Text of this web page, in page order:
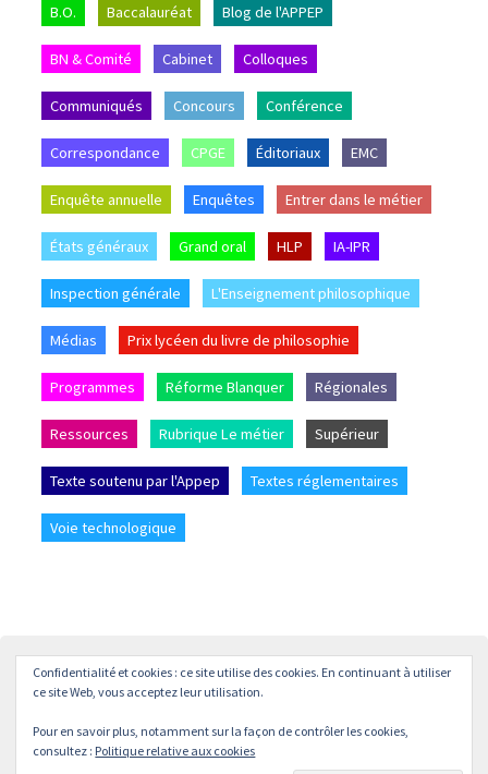
B.O. Baccalauréat Blog de l'APPEP
BN & Comité Cabinet Colloques
Communiqués Concours Conférence
Correspondance CPGE Éditoriaux EMC
Enquête annuelle Enquêtes Entrer dans le métier
États généraux Grand oral HLP IA-IPR
Inspection générale L'Enseignement philosophique
Médias Prix lycéen du livre de philosophie
Programmes Réforme Blanquer Régionales
Ressources Rubrique Le métier Supérieur
Texte soutenu par l'Appep Textes réglementaires
Voie technologique
Accueil L’APPEP Adhésion
La revue « L’enseignement
Philosophique »
© APPEP Mentions légales
Confidentialité et cookies : ce site utilise des cookies. En continuant à utiliser
ce site Web, vous acceptez leur utilisation.
Pour en savoir plus, notamment sur la façon de contrôler les cookies,
consultez : Politique relative aux cookies